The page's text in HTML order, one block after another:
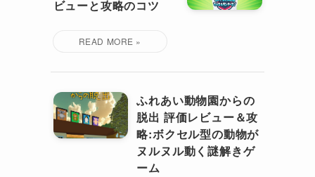
ビューと攻略のコツ
ふれあい動物園からの
脱出 評価レビュー＆攻
略:ボクセル型の動物が
ヌルヌル動く謎解きゲ
ーム